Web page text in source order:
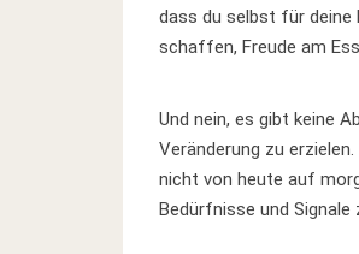
dass du selbst für deine
schaffen, Freude am
Und nein, es gibt keine
Veränderung zu
nicht von heute auf
Bedürfnisse und